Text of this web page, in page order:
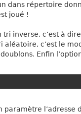
dans répertoire
joué !
inverse, c’est à dire
aléatoire, c’est le
Enfin
l’adresse